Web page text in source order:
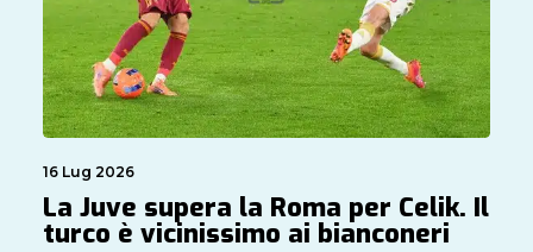
16 Lug 2026
La Juve supera la Roma per Celik. Il
turco è vicinissimo ai bianconeri